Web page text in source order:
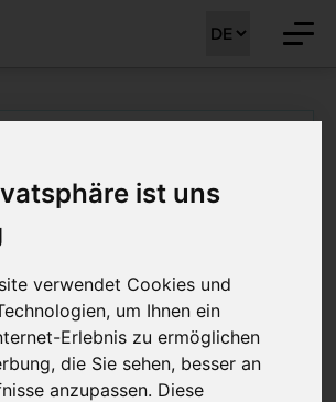
ist uns
verwendet Cookies und
um Ihnen ein
Erlebnis zu ermöglichen
die Sie sehen, besser an
anzupassen. Diese
HF
-